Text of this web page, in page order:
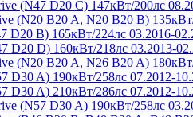
(N47 D20 C) 147кВт/200лс
(N20 B20 A, N20 B20 B)
D20 B) 165кВт/224лс 03.2016-
D20 D) 160кВт/218лс 03.2013-
(N20 B20 A, N26 B20 A)
D30 A) 190кВт/258лс 07.2012-
D30 A) 210кВт/286лс 07.2012-
(N57 D30 A) 190кВт/258лс